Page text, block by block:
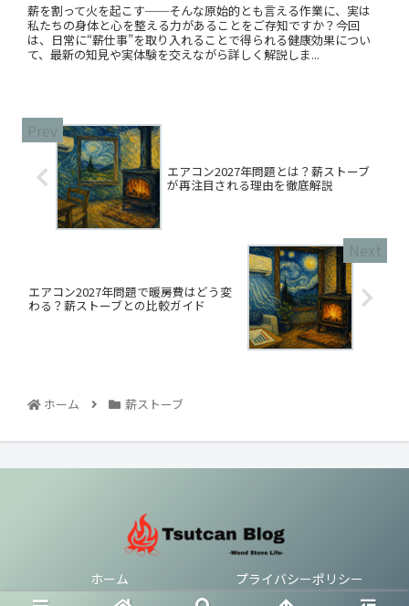
薪を割って火を起こす──そんな原始的とも言える作業に、実は
私たちの身体と心を整える力があることをご存知ですか？今回
は、日常に“薪仕事”を取り入れることで得られる健康効果につい
て、最新の知見や実体験を交えながら詳しく解説しま...
エアコン2027年問題とは？薪ストーブ
が再注目される理由を徹底解説
エアコン2027年問題で暖房費はどう変
わる？薪ストーブとの比較ガイド
ホーム 薪ストーブ
ホーム
プライバシーポリシー